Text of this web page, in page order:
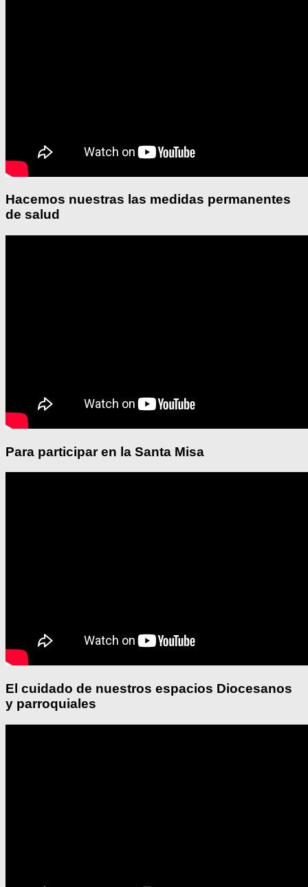
Hacemos nuestras las medidas permanentes
de salud
Para participar en la Santa Misa
El cuidado de nuestros espacios Diocesanos
y parroquiales